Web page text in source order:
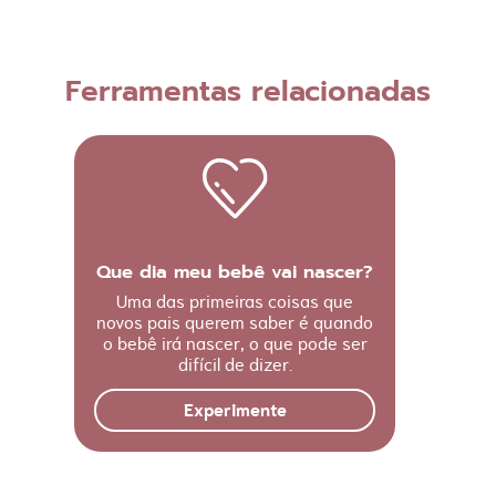
Ferramentas relacionadas
Que dia meu bebê vai nascer?
Uma das primeiras coisas que
novos pais querem saber é quando
o bebê irá nascer, o que pode ser
difícil de dizer.
Experimente